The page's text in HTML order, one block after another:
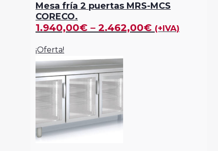
Mesa fría 2 puertas MRS-MCS
CORECO.
1.940,00€ – 2.462,00€ (+IVA)
¡Oferta!